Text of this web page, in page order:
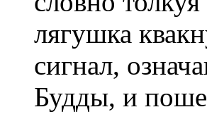
лягушка
сигнал,
Будды, и